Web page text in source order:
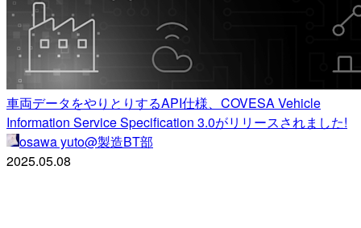
車両データをやりとりするAPI仕様、COVESA Vehicle
Information Service Specification 3.0がリリースされました!
osawa yuto@製造BT部
2025.05.08